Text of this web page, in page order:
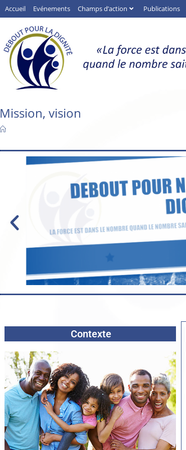
Accueil Evénements Champs d’action Publications
Mission, vision
Contexte